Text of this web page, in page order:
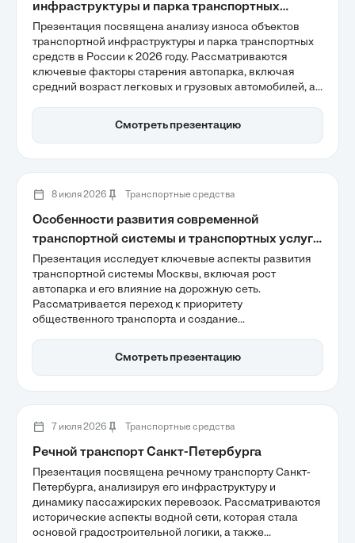
инфраструктуры и парка транспортных
средств
Презентация посвящена анализу износа объектов
транспортной инфраструктуры и парка транспортных
средств в России к 2026 году. Рассматриваются
ключевые факторы старения автопарка, включая
средний возраст легковых и грузовых автомобилей, а
средств на обновление парка. Важное внимание
уделяется необходимым стратегиям модернизации
Смотреть презентацию
8 июля 2026 Транспортные средства
Особенности развития современной
транспортной системы и транспортных услуг
города Москвы
Презентация исследует ключевые аспекты развития
транспортной системы Москвы, включая рост
автопарка и его влияние на дорожную сеть.
Рассматривается переход к приоритету
общественного транспорта и создание
позволит улучшить мобильность горожан. Также
акцентируется внимание на цифровизации
Смотреть презентацию
7 июля 2026 Транспортные средства
Речной транспорт Санкт-Петербурга
Презентация посвящена речному транспорту Санкт-
Петербурга, анализируя его инфраструктуру и
динамику пассажирских перевозок. Рассматриваются
исторические аспекты водной сети, которая стала
основой градостроительной логики, а также